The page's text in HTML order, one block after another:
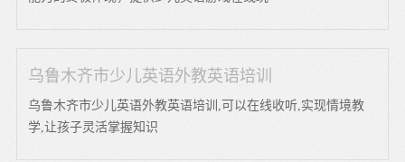
乌鲁木齐市少儿英语外教英语培训
乌鲁木齐市少儿英语外教英语培训,可以在线收听,实现情境教
学,让孩子灵活掌握知识